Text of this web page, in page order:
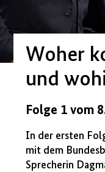
Woher
und
Folge 1 vom
In der ersten
mit dem
Sprecherin